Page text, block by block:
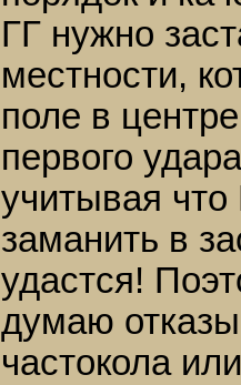
ГГ нужно
местности,
поле в
первого
учитывая
заманить в
удастся!
думаю
частокола